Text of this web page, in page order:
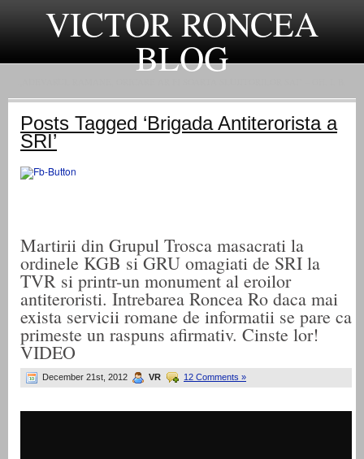
VICTOR RONCEA
BLOG
Posts Tagged ‘Brigada Antiterorista a
SRI’
Martirii din Grupul Trosca masacrati la
ordinele KGB si GRU omagiati de SRI la
TVR si printr-un monument al eroilor
antiteroristi. Intrebarea Roncea Ro daca mai
exista servicii romane de informatii se pare ca
primeste un raspuns afirmativ. Cinste lor!
VIDEO
December 21st, 2012 VR 12 Comments »